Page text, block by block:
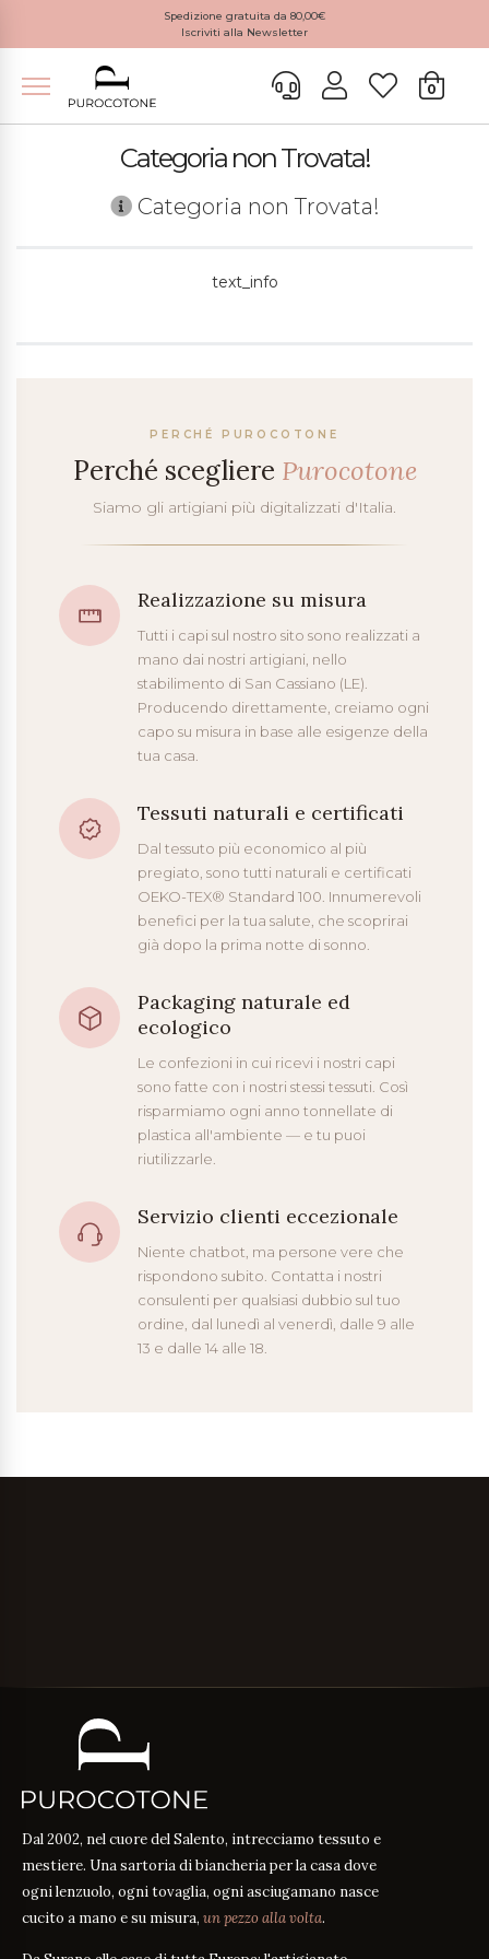
Spedizione gratuita da 80,00€
Iscriviti alla Newsletter
0
Categoria non Trovata!
Categoria non Trovata!
text_info
PERCHÉ PUROCOTONE
Perché scegliere Purocotone
Siamo gli artigiani più digitalizzati d'Italia.
Realizzazione su misura
Tutti i capi sul nostro sito sono realizzati a
mano dai nostri artigiani, nello
stabilimento di San Cassiano (LE).
Producendo direttamente, creiamo ogni
capo su misura in base alle esigenze della
tua casa.
Tessuti naturali e certificati
Dal tessuto più economico al più
pregiato, sono tutti naturali e certificati
OEKO-TEX® Standard 100. Innumerevoli
benefici per la tua salute, che scoprirai
già dopo la prima notte di sonno.
Packaging naturale ed
ecologico
Le confezioni in cui ricevi i nostri capi
sono fatte con i nostri stessi tessuti. Così
risparmiamo ogni anno tonnellate di
plastica all'ambiente — e tu puoi
riutilizzarle.
Servizio clienti eccezionale
Niente chatbot, ma persone vere che
rispondono subito. Contatta i nostri
consulenti per qualsiasi dubbio sul tuo
ordine, dal lunedì al venerdì, dalle 9 alle
13 e dalle 14 alle 18.
Dal 2002, nel cuore del Salento, intrecciamo tessuto e
mestiere. Una sartoria di biancheria per la casa dove
ogni lenzuolo, ogni tovaglia, ogni asciugamano nasce
cucito a mano e su misura, un pezzo alla volta.